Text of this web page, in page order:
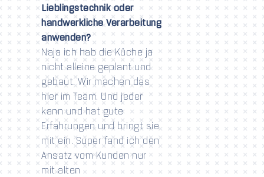
Lieblingstechnik oder
handwerkliche Verarbeitung
anwenden?
Naja ich hab die Küche ja
nicht alleine geplant und
gebaut. Wir machen das
hier im Team. Und jeder
kann und hat gute
Erfahrungen und bringt sie
mit ein. Super fand ich den
Ansatz vom Kunden nur
mit alten